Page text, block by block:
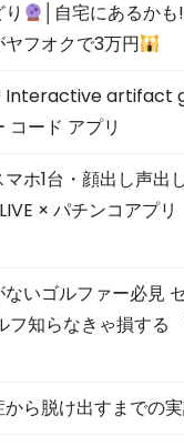
│自宅にあるか
フオクで3万円
Interactive artifact
コード アプリ
マホ1台・顔出し声出
× パチンコアプ
いゴルファー必見
フ知らなきゃ損する
ら脱け出すまでの